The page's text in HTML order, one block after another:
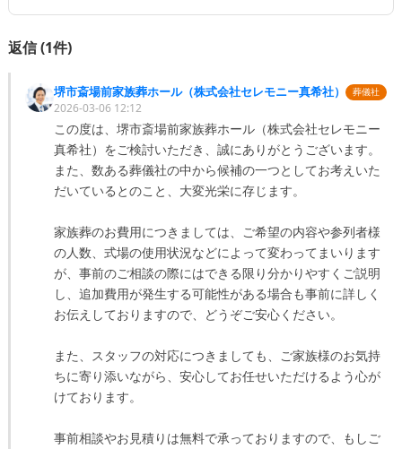
返信 (1件)
堺市斎場前家族葬ホール（株式会社セレモニー真希社） 葬儀社
2026-03-06 12:12
この度は、堺市斎場前家族葬ホール（株式会社セレモニー
真希社）をご検討いただき、誠にありがとうございます。
また、数ある葬儀社の中から候補の一つとしてお考えいた
だいているとのこと、大変光栄に存じます。
家族葬のお費用につきましては、ご希望の内容や参列者様
の人数、式場の使用状況などによって変わってまいります
が、事前のご相談の際にはできる限り分かりやすくご説明
し、追加費用が発生する可能性がある場合も事前に詳しく
お伝えしておりますので、どうぞご安心ください。
また、スタッフの対応につきましても、ご家族様のお気持
ちに寄り添いながら、安心してお任せいただけるよう心が
けております。
事前相談やお見積りは無料で承っておりますので、もしご